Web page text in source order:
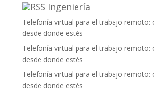
Ingeniería
Telefonía virtual para el trabajo remoto:
desde donde estés
Telefonía virtual para el trabajo remoto:
desde donde estés
Telefonía virtual para el trabajo remoto:
desde donde estés